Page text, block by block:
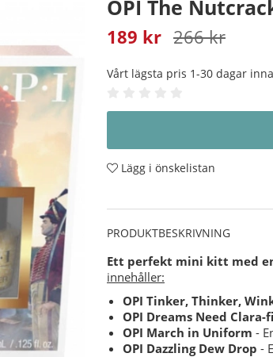
OPI The
266kr
189 kr
Vårt lägsta pris 1-30 dagar
Lägg i önskelistan
PRODUKTBESKRIVNING
Ett perfekt mini kitt med
innehåller:
OPI Tinker, Thinker,
OPI Dreams Need
OPI March in Uniform -
OPI Dazzling Dew Drop -